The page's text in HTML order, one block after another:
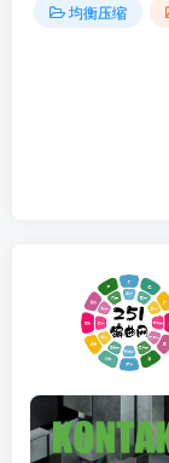
均衡压缩